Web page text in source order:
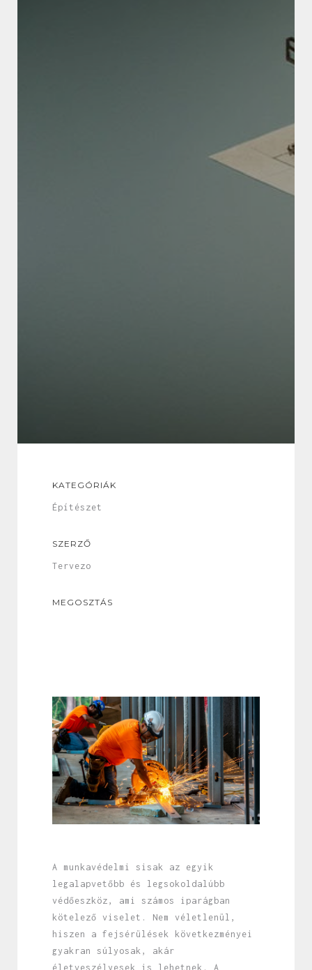
KATEGÓRIÁK
Építészet
SZERZŐ
Tervezo
MEGOSZTÁS
A munkavédelmi sisak az egyik
legalapvetőbb és legsokoldalúbb
védőeszköz, ami számos iparágban
kötelező viselet. Nem véletlenül,
hiszen a fejsérülések következményei
gyakran súlyosak, akár
életveszélyesek is lehetnek. A